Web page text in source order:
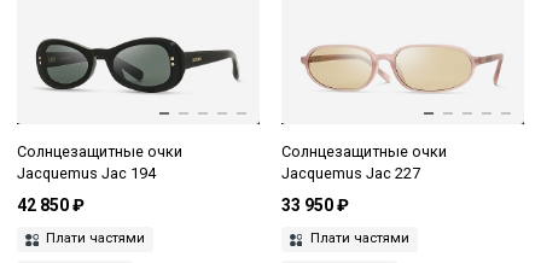
Солнцезащитные очки
Jacquemus Jac 194
42 850 ₽
Плати частями
Солнцезащитные очки
Jacquemus Jac 227
33 950 ₽
Плати частями